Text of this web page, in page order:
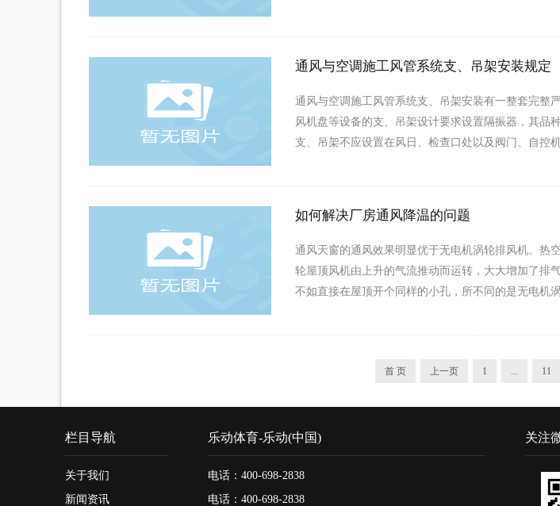
通风与空调施工风管系统支、吊架安装规定
通风与空调施工风管系统支、吊架安装有一整套完整
风机盘等设备的支、吊架设计要求设置隔振器，其品
支、吊架不应设置在风日、检查口处以及阀门、自控
如何解决厂房通风降温的问题
通风天窗的通风效果明显优于无电机涡轮排风机。热
轮屋顶风机由上升的气流推动而运转，大大增加了排
不如直接在屋顶开个同样的小孔，所不同的是无电机
首 页 上一页 1 ... 11
栏目导航
关于我们
新闻资讯
乐动体育-乐动(中国)
电话：400-698-2838
电话：400-698-2838
关注